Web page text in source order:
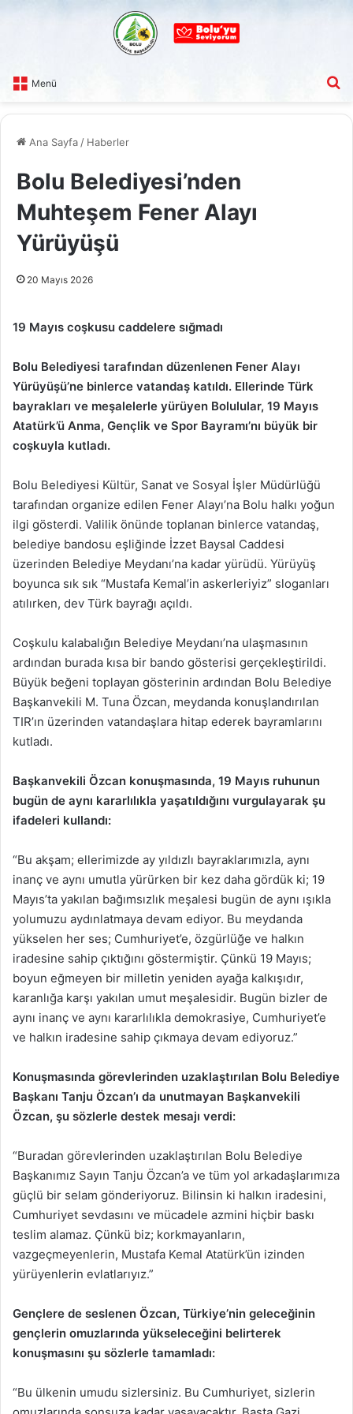
Menü
Ana Sayfa / Haberler
Bolu Belediyesi’nden
Muhteşem Fener Alayı
Yürüyüşü
20 Mayıs 2026
19 Mayıs coşkusu caddelere sığmadı
Bolu Belediyesi tarafından düzenlenen Fener Alayı
Yürüyüşü’ne binlerce vatandaş katıldı. Ellerinde Türk
bayrakları ve meşalelerle yürüyen Bolulular, 19 Mayıs
Atatürk’ü Anma, Gençlik ve Spor Bayramı’nı büyük bir
coşkuyla kutladı.
Bolu Belediyesi Kültür, Sanat ve Sosyal İşler Müdürlüğü
tarafından organize edilen Fener Alayı’na Bolu halkı yoğun
ilgi gösterdi. Valilik önünde toplanan binlerce vatandaş,
belediye bandosu eşliğinde İzzet Baysal Caddesi
üzerinden Belediye Meydanı’na kadar yürüdü. Yürüyüş
boyunca sık sık “Mustafa Kemal’in askerleriyiz” sloganları
atılırken, dev Türk bayrağı açıldı.
Coşkulu kalabalığın Belediye Meydanı’na ulaşmasının
ardından burada kısa bir bando gösterisi gerçekleştirildi.
Büyük beğeni toplayan gösterinin ardından Bolu Belediye
Başkanvekili M. Tuna Özcan, meydanda konuşlandırılan
TIR’ın üzerinden vatandaşlara hitap ederek bayramlarını
kutladı.
Başkanvekili Özcan konuşmasında, 19 Mayıs ruhunun
bugün de aynı kararlılıkla yaşatıldığını vurgulayarak şu
ifadeleri kullandı:
“Bu akşam; ellerimizde ay yıldızlı bayraklarımızla, aynı
inanç ve aynı umutla yürürken bir kez daha gördük ki; 19
Mayıs’ta yakılan bağımsızlık meşalesi bugün de aynı ışıkla
yolumuzu aydınlatmaya devam ediyor. Bu meydanda
yükselen her ses; Cumhuriyet’e, özgürlüğe ve halkın
iradesine sahip çıktığını göstermiştir. Çünkü 19 Mayıs;
boyun eğmeyen bir milletin yeniden ayağa kalkışıdır,
karanlığa karşı yakılan umut meşalesidir. Bugün bizler de
aynı inanç ve aynı kararlılıkla demokrasiye, Cumhuriyet’e
ve halkın iradesine sahip çıkmaya devam ediyoruz.”
Konuşmasında görevlerinden uzaklaştırılan Bolu Belediye
Başkanı Tanju Özcan’ı da unutmayan Başkanvekili
Özcan, şu sözlerle destek mesajı verdi:
“Buradan görevlerinden uzaklaştırılan Bolu Belediye
Başkanımız Sayın Tanju Özcan’a ve tüm yol arkadaşlarımıza
güçlü bir selam gönderiyoruz. Bilinsin ki halkın iradesini,
Cumhuriyet sevdasını ve mücadele azmini hiçbir baskı
teslim alamaz. Çünkü biz; korkmayanların,
vazgeçmeyenlerin, Mustafa Kemal Atatürk’ün izinden
yürüyenlerin evlatlarıyız.”
Gençlere de seslenen Özcan, Türkiye’nin geleceğinin
gençlerin omuzlarında yükseleceğini belirterek
konuşmasını şu sözlerle tamamladı:
“Bu ülkenin umudu sizlersiniz. Bu Cumhuriyet, sizlerin